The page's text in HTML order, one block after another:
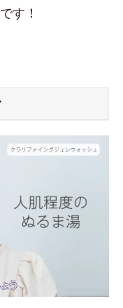
す！